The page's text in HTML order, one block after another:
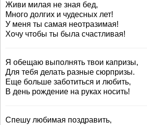
Живи милая не зная бед,
Много долгих и чудесных лет!
У меня ты самая неотразимая!
Хочу чтобы ты была счастливая!
Я обещаю выполнять твои капризы,
Для тебя делать разные сюрпризы.
Еще больше заботиться и любить,
В день рождение на руках носить!
Спешу любимая поздравить,